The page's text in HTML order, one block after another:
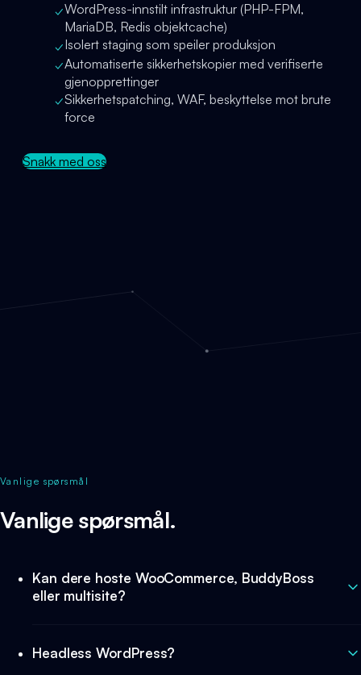
✓WordPress-innstilt infrastruktur (PHP-FPM,
MariaDB, Redis objektcache)
✓Isolert staging som speiler produksjon
✓Automatiserte sikkerhetskopier med verifiserte
gjenopprettinger
✓Sikkerhetspatching, WAF, beskyttelse mot brute
force
Snakk med oss
Vanlige spørsmål
Vanlige spørsmål.
Kan dere hoste WooCommerce, BuddyBoss
eller multisite?
Headless WordPress?